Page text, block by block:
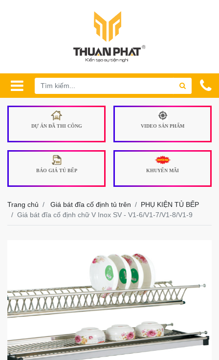
DỰ ÁN ĐÃ THI CÔNG VIDEO SẢN PHẨM
BÁO GIÁ TỦ BẾP KHUYẾN MÃI
Trang chủ Giá bát đĩa cố định tủ trên
PHỤ KIỆN TỦ BẾP
Giá bát đĩa cố định chữ V Inox SV - V1-6/V1-7/V1-8/V1-9